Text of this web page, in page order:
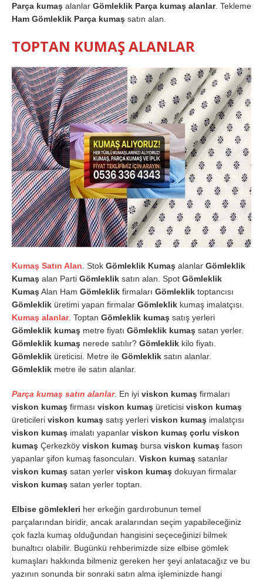
Parça kumaş alanlar Gömleklik Parça kumaş alanlar. Tekleme
Ham Gömleklik Parça kumaş satın alan.
TOPTAN KUMAŞ ALANLAR
Kumaş Satın Alan . Stok Gömleklik Kumaş alanlar Gömleklik
Kumaş alan Parti Gömleklik satın alan. Spot Gömleklik
Kumaş Alan Ham Gömleklik firmaları Gömleklik toptancısı
Gömleklik üretimi yapan firmalar Gömleklik kumaş imalatçısı.
Kumaş alanlar. Toptan Gömleklik kumaş satış yerleri
Gömleklik kumaş metre fiyatı Gömleklik kumaş satan yerler.
Gömleklik kumaş nerede satılır? Gömleklik kilo fiyatı.
Gömleklik üreticisi. Metre ile Gömleklik satın alanlar.
Gömleklik metre ile satın alanlar.
Parça kumaş satın alanlar. En iyi viskon kumaş firmaları
viskon kumaş firması viskon kumaş üreticisi viskon kumaş
üreticileri viskon kumaş satış yerleri viskon kumaş imalatçısı
viskon kumaş imalatı yapanlar viskon kumaş çorlu viskon
kumaş Çerkezköy viskon kumaş bursa viskon kumaş fason
yapanlar şifon kumaş fasoncuları. Viskon kumaş satanlar
viskon kumaş satan yerler viskon kumaş dokuyan firmalar
viskon kumaş satan yerler toptan.
Elbise gömlekleri her erkeğin gardırobunun temel
parçalarından biridir, ancak aralarından seçim yapabileceğiniz
çok fazla kumaş olduğundan hangisini seçeceğinizi bilmek
bunaltıcı olabilir. Bugünkü rehberimizde size elbise gömlek
kumaşları hakkında bilmeniz gereken her şeyi anlatacağız ve bu
yazının sonunda bir sonraki satın alma işleminizde hangi